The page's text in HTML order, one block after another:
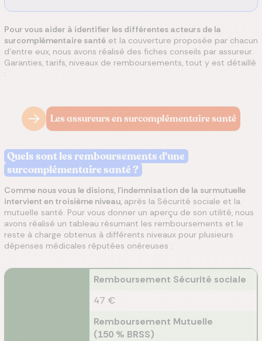
Pour vous aider à identifier les différentes acteurs de la
surcomplémentaire santé et la couverture proposée par chacun
d'entre eux, nous avons réalisé des fiches conseils par assureur.
Garanties, tarifs, niveaux de remboursements, tout y est détaillé
:
Les assureurs en surcomplémentaire santé
Quels sont les remboursements d'une
surcomplémentaire santé ?
Comme nous vous le disions, l'indemnisation de la surmutuelle
intervient en troisième niveau, après la Sécurité sociale et la
mutuelle santé. Pour vous donner un aperçu de son utilité, nous
avons réalisé un tableau résumant les remboursements et le
reste à charge obtenus à différents niveaux pour plusieurs
dépenses médicales réputées onéreuses :
Remboursement Sécurité sociale
47 €
Remboursement Mutuelle
(150 % BRSS)